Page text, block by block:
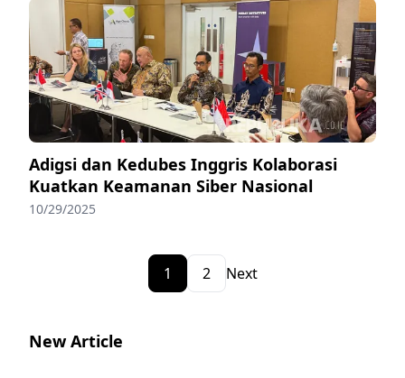
Adigsi dan Kedubes Inggris Kolaborasi
Kuatkan Keamanan Siber Nasional
10/29/2025
1 2 Next
New Article